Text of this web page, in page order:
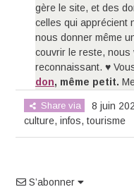
gère le site, et des
celles qui apprécient
nous donner même
couvrir le reste, nous
reconnaissant. ♥
don, même petit.
Share via 8 juin
culture,infos,tourisme
S’abonner